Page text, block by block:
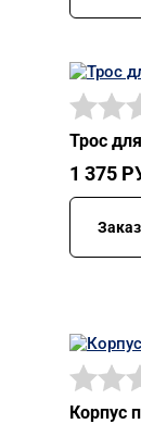
Трос
1 375
Корпус